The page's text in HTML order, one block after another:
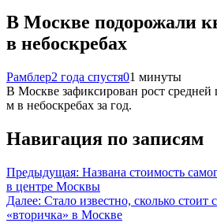
В Москве подорожали
в небоскребах
Рамблер2 года спустя01 минуты
В Москве зафиксирован рост средней
м в небоскребах за год.
Навигация по записям
Предыдущая: Названа стоимость
в центре Москвы
Далее: Стало известно, сколько стоит
«вторичка» в Москве